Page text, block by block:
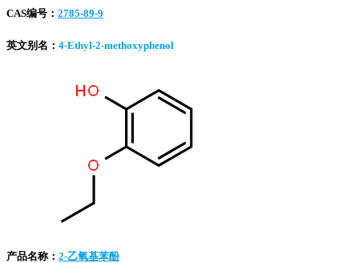
CAS编号： 2785-89-9
英文别名： 4-Ethyl-2-methoxyphenol
产品名称： 2-乙氧基苯酚